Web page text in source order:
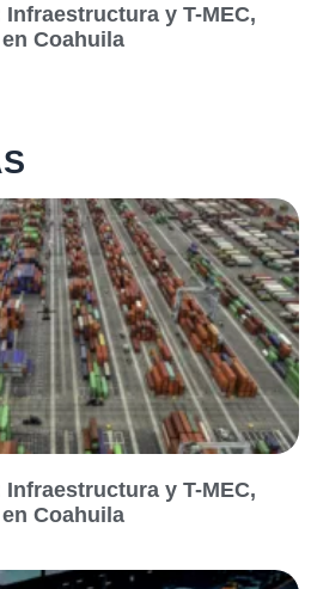
y T-MEC,
Coahuila
y T-MEC,
Coahuila